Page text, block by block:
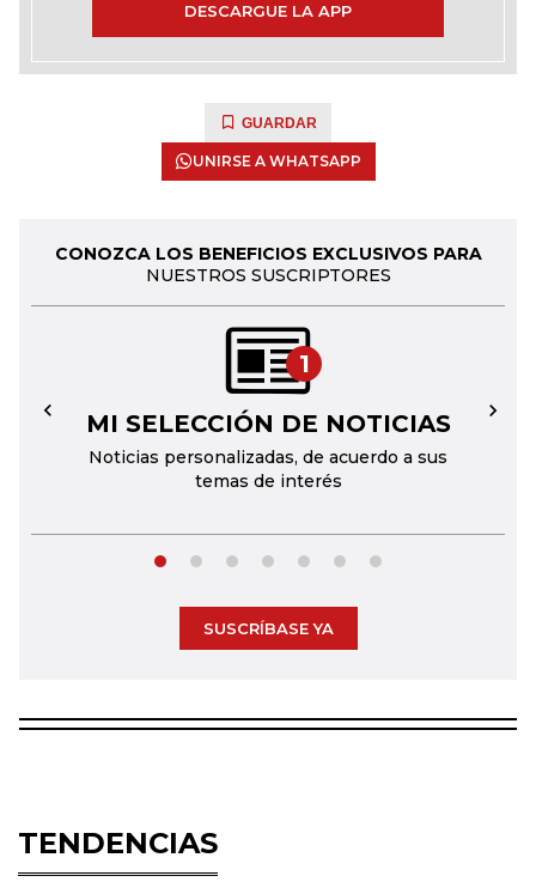
DESCARGUE LA APP
GUARDAR
UNIRSE A WHATSAPP
CONOZCA LOS BENEFICIOS EXCLUSIVOS PARA
NUESTROS SUSCRIPTORES
1
MI SELECCIÓN DE NOTICIAS
Noticias personalizadas, de acuerdo a sus
temas de interés
← →
SUSCRÍBASE YA
TENDENCIAS